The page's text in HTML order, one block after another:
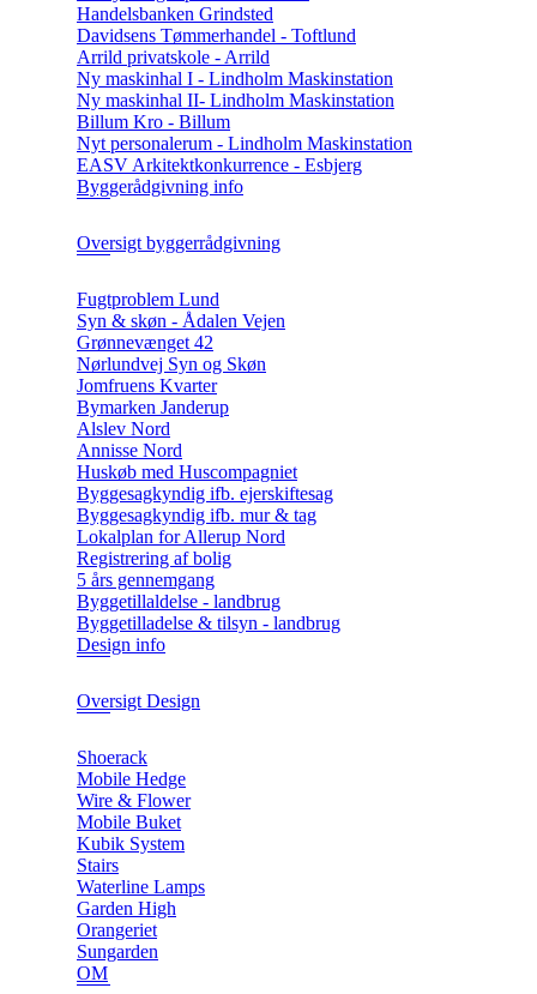
Handelsbanken Grindsted
Davidsens Tømmerhandel - Toftlund
Arrild privatskole - Arrild
Ny maskinhal I - Lindholm Maskinstation
Ny maskinhal II- Lindholm Maskinstation
Billum Kro - Billum
Nyt personalerum - Lindholm Maskinstation
EASV Arkitektkonkurrence - Esbjerg
Byggerådgivning info
Oversigt byggerrådgivning
Fugtproblem Lund
Syn & skøn - Ådalen Vejen
Grønnevænget 42
Nørlundvej Syn og Skøn
Jomfruens Kvarter
Bymarken Janderup
Alslev Nord
Annisse Nord
Huskøb med Huscompagniet
Byggesagkyndig ifb. ejerskiftesag
Byggesagkyndig ifb. mur & tag
Lokalplan for Allerup Nord
Registrering af bolig
5 års gennemgang
Byggetillaldelse - landbrug
Byggetilladelse & tilsyn - landbrug
Design info
Oversigt Design
Shoerack
Mobile Hedge
Wire & Flower
Mobile Buket
Kubik System
Stairs
Waterline Lamps
Garden High
Orangeriet
Sungarden
OM